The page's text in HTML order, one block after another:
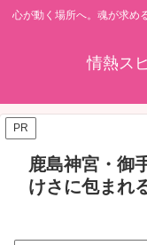
心が動く場所へ。魂が求め
情熱ス
PR
鹿島神宮・御
けさに包まれ